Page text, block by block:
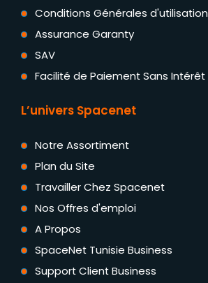
Conditions Générales d'utilisation
Assurance Garanty
SAV
Facilité de Paiement Sans Intérêt
L’univers Spacenet
Notre Assortiment
Plan du Site
Travailler Chez Spacenet
Nos Offres d'emploi
A Propos
SpaceNet Tunisie Business
Support Client Business